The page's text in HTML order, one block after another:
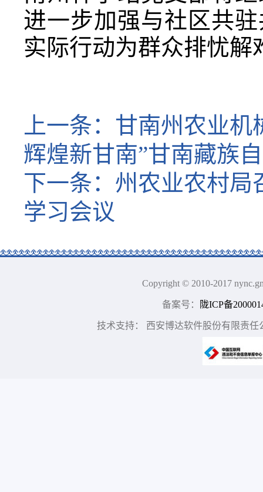
进一步加强与社区共
实际行动为群众排忧解
上一条： 甘南州农业机
辉煌新甘南”甘南藏族
下一条： 州农业农村局
学习会议
Copyright © 2010-2017
备案号： 陇ICP备
技术支持： 西安博达软件股份有限责